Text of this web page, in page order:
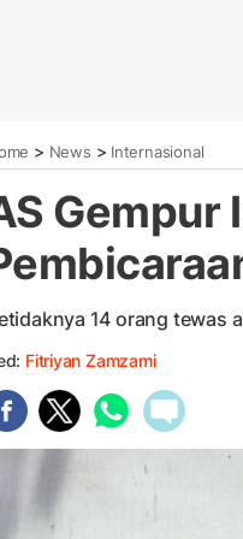
> News > Internasional
Gempur
14 orang tewas
Fitriyan Zamzami